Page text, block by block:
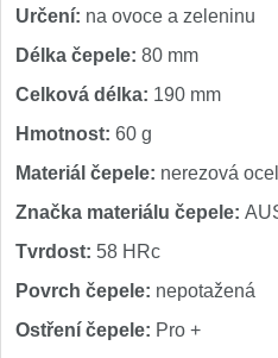
Brusné kameny
Doplňky a díly 4
Nože SEBURO
Sady nožů SEBURO
Nože Seburo SARADA
Nože Seburo SUBAJA
Určení: na ovoce a zeleninu
Délka čepele: 80 mm
Celková délka: 190 mm
Hmotnost: 60 g
Materiál čepele: nerezová ocel
Značka materiálu čepele:
Tvrdost: 58 HRc
Povrch čepele: nepotažená
Ostření čepele: Pro +